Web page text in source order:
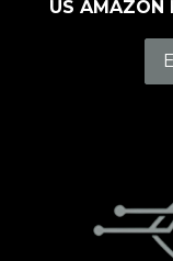
US AMAZON